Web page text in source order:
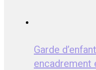
Garde
encadrement